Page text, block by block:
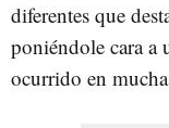
diferentes que
poniéndole cara a
ocurrido en